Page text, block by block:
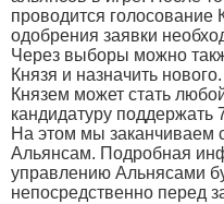
проводится голосование
одобрения заявки
Через выборы можно
Князя и назначить
Князем может стать
кандидатуру поддержать
На этом мы заканчиваем
Альянсам. Подробная
управлению Альнясами
непосредственно перед